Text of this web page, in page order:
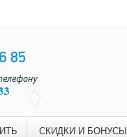
СКИДКИ И БОНУСЫ